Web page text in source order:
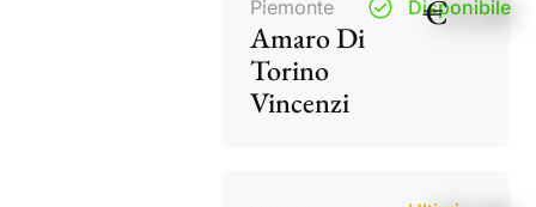
Piemonte
Amaro Di
Torino
Vincenzi
Disponibile
€15,50